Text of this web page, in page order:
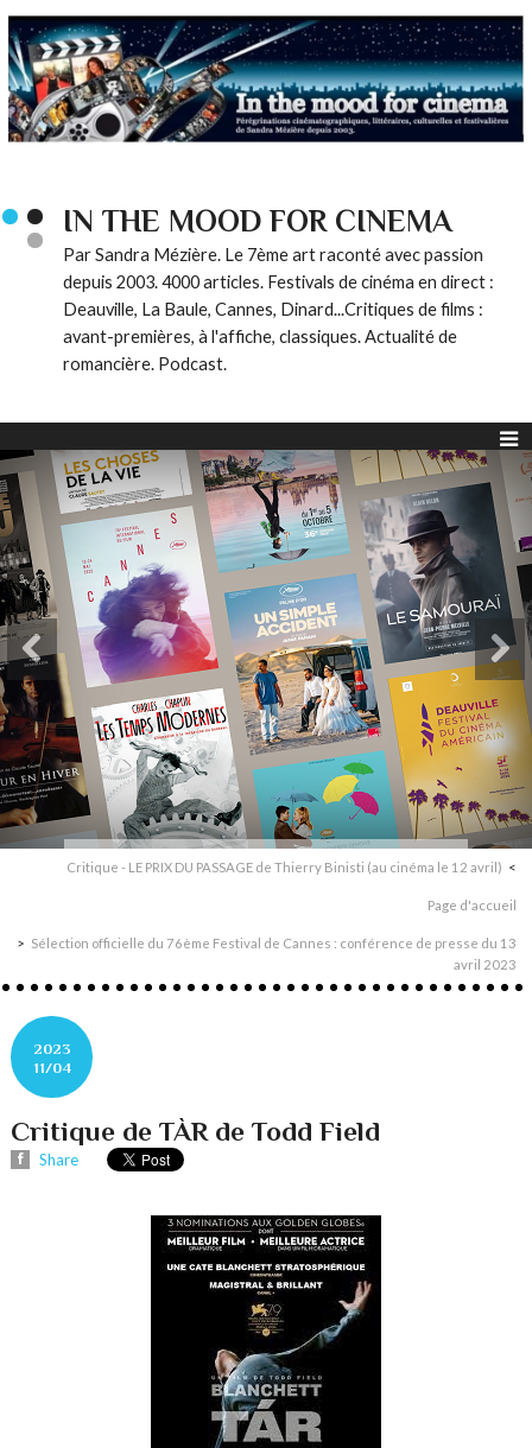
IN THE MOOD FOR CINEMA
Par Sandra Mézière. Le 7ème art raconté avec passion
depuis 2003. 4000 articles. Festivals de cinéma en direct :
Deauville, La Baule, Cannes, Dinard...Critiques de films :
avant-premières, à l'affiche, classiques. Actualité de
romancière. Podcast.
Critique - LE PRIX DU PASSAGE de Thierry Binisti (au cinéma le 12 avril)
Page d'accueil
Sélection officielle du 76ème Festival de Cannes : conférence de presse du 13
avril 2023
2023
11/04
Critique de TÀR de Todd Field
Share